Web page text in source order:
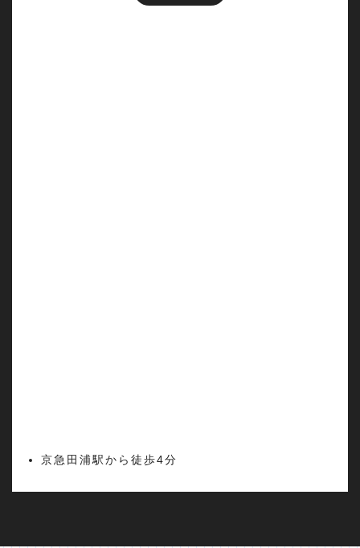
京急田浦駅から徒歩4分